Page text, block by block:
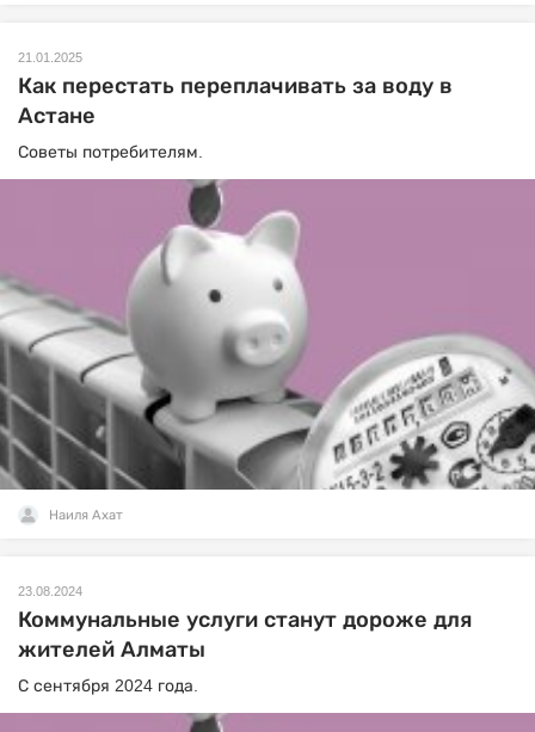
21.01.2025
Как перестать переплачивать за воду в
Астане
Советы потребителям.
Наиля Ахат
23.08.2024
Коммунальные услуги станут дороже для
жителей Алматы
С сентября 2024 года.